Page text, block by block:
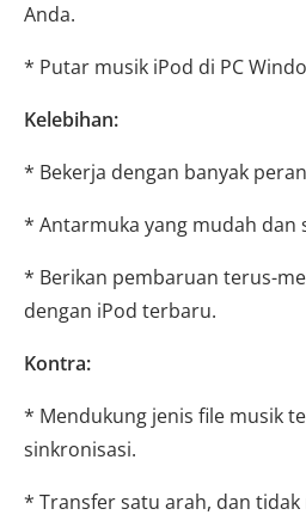
Anda.
* Putar musik iPod di PC
Kelebihan:
* Bekerja dengan banyak
* Antarmuka yang mudah dan
* Berikan pembaruan terus-
dengan iPod terbaru.
Kontra:
* Mendukung jenis file musik
sinkronisasi.
* Transfer satu arah, dan